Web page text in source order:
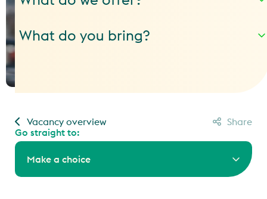
What do you bring?
Go straight to:
Vacancy overview Share
Make a choice